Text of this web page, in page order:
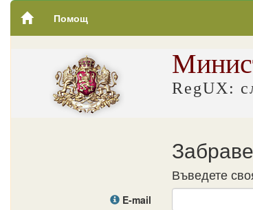
Помощ
RegUX:
Въведете
E-mail